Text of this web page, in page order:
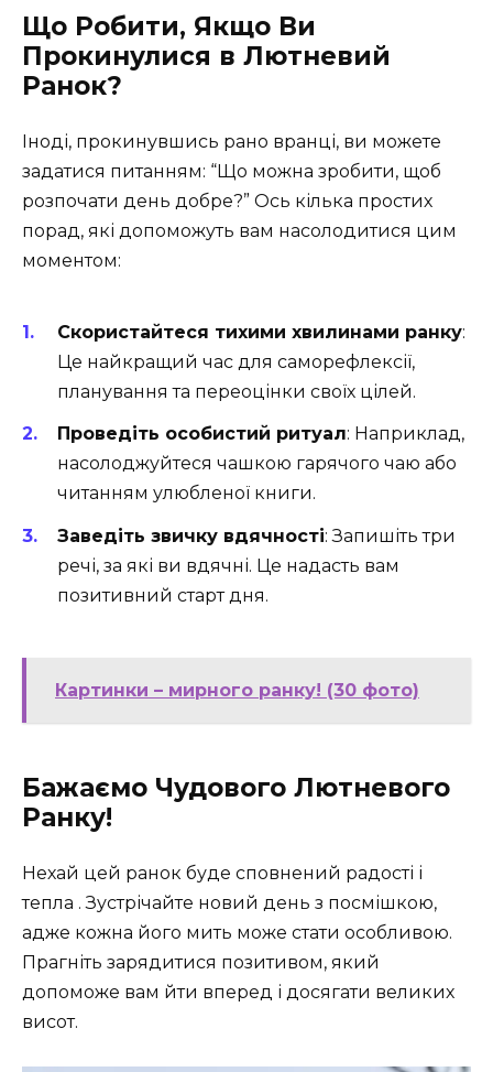
Що Робити, Якщо Ви
Прокинулися в Лютневий
Ранок?
Іноді, прокинувшись рано вранці, ви можете
задатися питанням: “Що можна зробити, щоб
розпочати день добре?” Ось кілька простих
порад, які допоможуть вам насолодитися цим
моментом:
Скористайтеся тихими хвилинами ранку:
Це найкращий час для саморефлексії,
планування та переоцінки своїх цілей.
Проведіть особистий ритуал: Наприклад,
насолоджуйтеся чашкою гарячого чаю або
читанням улюбленої книги.
Заведіть звичку вдячності: Запишіть три
речі, за які ви вдячні. Це надасть вам
позитивний старт дня.
Картинки – мирного ранку! (30 фото)
Бажаємо Чудового Лютневого
Ранку!
Нехай цей ранок буде сповнений радості і
тепла . Зустрічайте новий день з посмішкою,
адже кожна його мить може стати особливою.
Прагніть зарядитися позитивом, який
допоможе вам йти вперед і досягати великих
висот.